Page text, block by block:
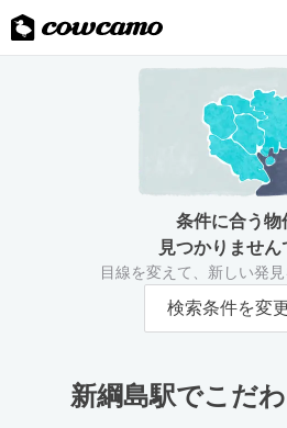
条件に合う物
見つかりません
目線を変えて、新しい発
検索条件を変
新綱島駅でこだ